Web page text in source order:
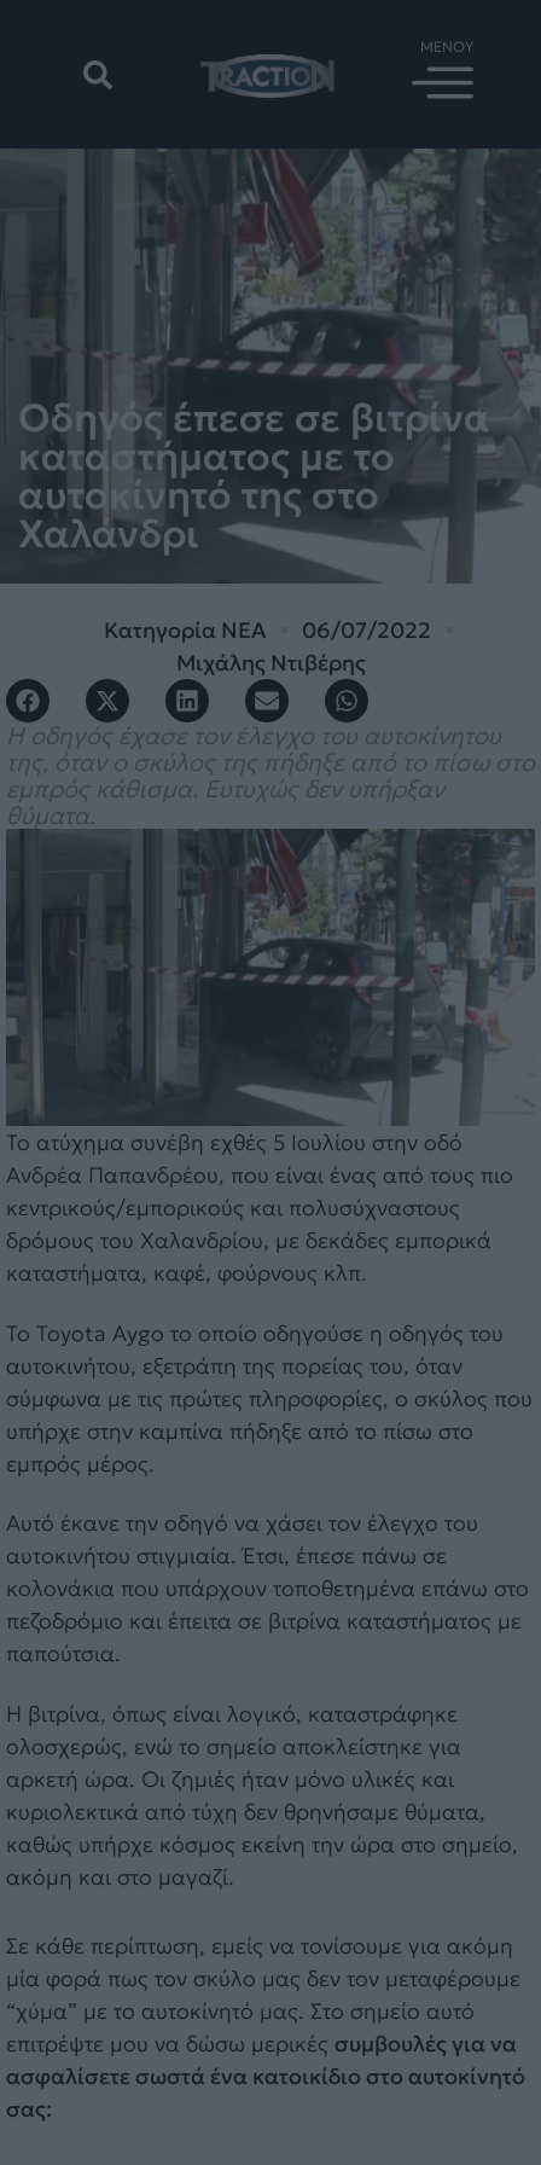
Οδηγός έπεσε σε βιτρίνα
καταστήματος με το
αυτοκίνητό της στο
Χαλάνδρι
Κατηγορία ΝΕΑ
06/07/2022
Μιχάλης Ντιβέρης
Η οδηγός έχασε τον έλεγχο του αυτοκίνητου
της, όταν ο σκύλος της πήδηξε από το πίσω στο
εμπρός κάθισμα. Ευτυχώς δεν υπήρξαν
θύματα.
Το ατύχημα συνέβη εχθές 5 Ιουλίου στην οδό
Ανδρέα Παπανδρέου, που είναι ένας από τους πιο
κεντρικούς/εμπορικούς και πολυσύχναστους
δρόμους του Χαλανδρίου, με δεκάδες εμπορικά
καταστήματα, καφέ, φούρνους κλπ.
Το Toyota Aygo το οποίο οδηγούσε η οδηγός του
αυτοκινήτου, εξετράπη της πορείας του, όταν
σύμφωνα με τις πρώτες πληροφορίες, ο σκύλος που
υπήρχε στην καμπίνα πήδηξε από το πίσω στο
εμπρός μέρος.
Αυτό έκανε την οδηγό να χάσει τον έλεγχο του
αυτοκινήτου στιγμιαία. Έτσι, έπεσε πάνω σε
κολονάκια που υπάρχουν τοποθετημένα επάνω στο
πεζοδρόμιο και έπειτα σε βιτρίνα καταστήματος με
παπούτσια.
Η βιτρίνα, όπως είναι λογικό, καταστράφηκε
ολοσχερώς, ενώ το σημείο αποκλείστηκε για
αρκετή ώρα. Οι ζημιές ήταν μόνο υλικές και
κυριολεκτικά από τύχη δεν θρηνήσαμε θύματα,
καθώς υπήρχε κόσμος εκείνη την ώρα στο σημείο,
ακόμη και στο μαγαζί.
Σε κάθε περίπτωση, εμείς να τονίσουμε για ακόμη
μία φορά πως τον σκύλο μας δεν τον μεταφέρουμε
“χύμα” με το αυτοκίνητό μας. Στο σημείο αυτό
επιτρέψτε μου να δώσω μερικές συμβουλές για να
ασφαλίσετε σωστά ένα κατοικίδιο στο αυτοκίνητό
σας: